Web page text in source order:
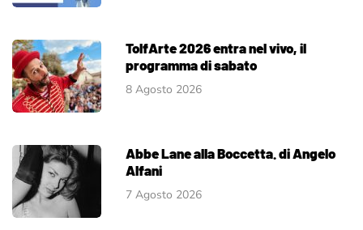
TolfArte 2026 entra nel vivo, il
programma di sabato
8 Agosto 2026
Abbe Lane alla Boccetta. di Angelo
Alfani
7 Agosto 2026